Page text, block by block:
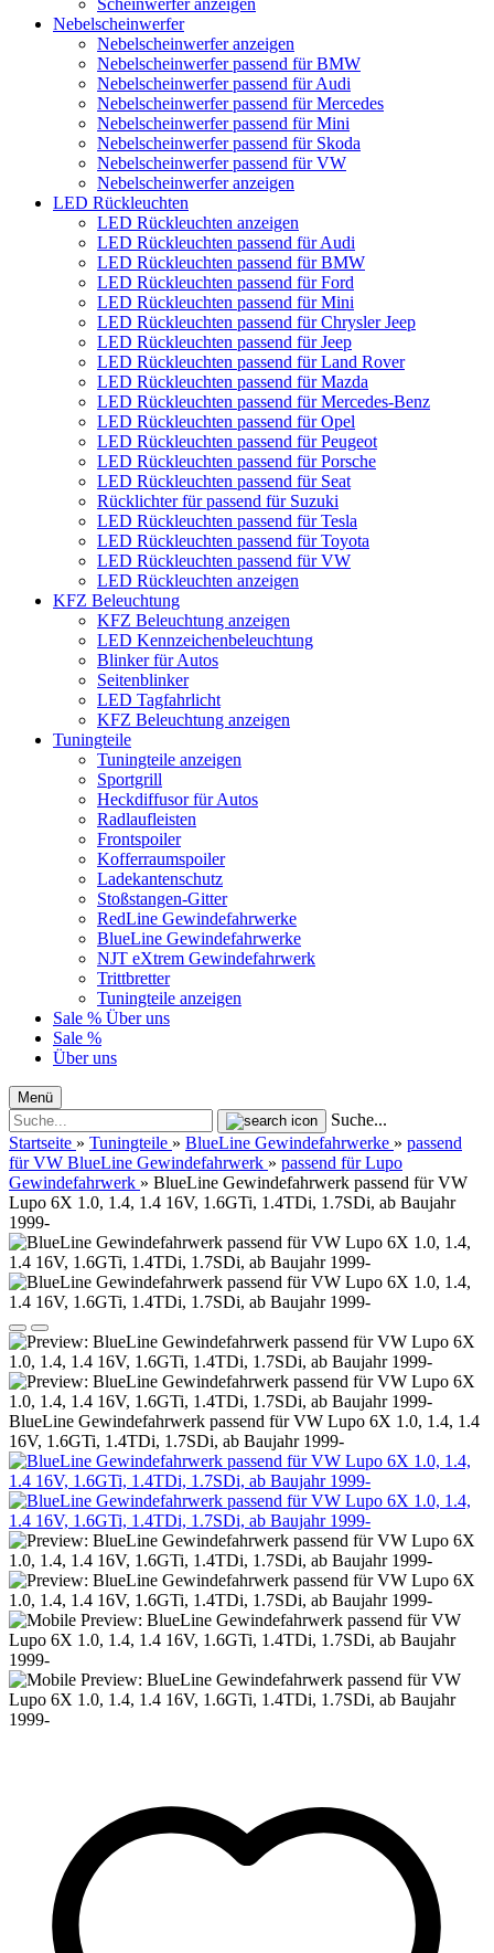
Scheinwerfer anzeigen
Nebelscheinwerfer
Nebelscheinwerfer anzeigen
Nebelscheinwerfer passend für BMW
Nebelscheinwerfer passend für Audi
Nebelscheinwerfer passend für Mercedes
Nebelscheinwerfer passend für Mini
Nebelscheinwerfer passend für Skoda
Nebelscheinwerfer passend für VW
Nebelscheinwerfer anzeigen
LED Rückleuchten
LED Rückleuchten anzeigen
LED Rückleuchten passend für Audi
LED Rückleuchten passend für BMW
LED Rückleuchten passend für Ford
LED Rückleuchten passend für Mini
LED Rückleuchten passend für Chrysler Jeep
LED Rückleuchten passend für Jeep
LED Rückleuchten passend für Land Rover
LED Rückleuchten passend für Mazda
LED Rückleuchten passend für Mercedes-Benz
LED Rückleuchten passend für Opel
LED Rückleuchten passend für Peugeot
LED Rückleuchten passend für Porsche
LED Rückleuchten passend für Seat
Rücklichter für passend für Suzuki
LED Rückleuchten passend für Tesla
LED Rückleuchten passend für Toyota
LED Rückleuchten passend für VW
LED Rückleuchten anzeigen
KFZ Beleuchtung
KFZ Beleuchtung anzeigen
LED Kennzeichenbeleuchtung
Blinker für Autos
Seitenblinker
LED Tagfahrlicht
KFZ Beleuchtung anzeigen
Tuningteile
Tuningteile anzeigen
Sportgrill
Heckdiffusor für Autos
Radlaufleisten
Frontspoiler
Kofferraumspoiler
Ladekantenschutz
Stoßstangen-Gitter
RedLine Gewindefahrwerke
BlueLine Gewindefahrwerke
NJT eXtrem Gewindefahrwerk
Trittbretter
Tuningteile anzeigen
Sale % Über uns
Sale %
Über uns
Menü
Suche...
Startseite » Tuningteile » BlueLine Gewindefahrwerke » passend
für VW BlueLine Gewindefahrwerk » passend für Lupo
Gewindefahrwerk » BlueLine Gewindefahrwerk passend für VW
Lupo 6X 1.0, 1.4, 1.4 16V, 1.6GTi, 1.4TDi, 1.7SDi, ab Baujahr
1999-
BlueLine Gewindefahrwerk passend für VW Lupo 6X 1.0, 1.4, 1.4
16V, 1.6GTi, 1.4TDi, 1.7SDi, ab Baujahr 1999-